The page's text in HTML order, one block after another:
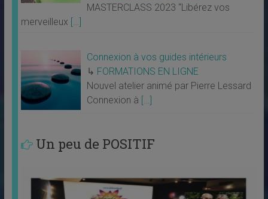
MASTERCLASS 2023 “Libérez vos
merveilleux […]
Connexion à vos guides intérieurs
↳ FORMATIONS EN LIGNE
Nouvel atelier animé par Pierre Lessard
Connexion à […]
Un peu de POSITIF